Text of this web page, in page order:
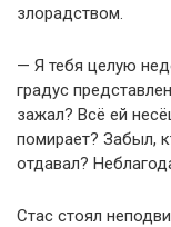
злорадством.
— Я тебя целую
градус
зажал? Всё ей
помирает? Забыл,
отдавал?
Стас стоял